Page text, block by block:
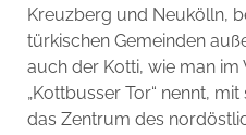
Kreuzberg und Neukölln,
türkischen Gemeinden
auch der Kotti, wie man
„Kottbusser Tor“ nennt,
das Zentrum des